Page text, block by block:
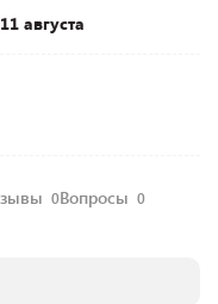
августа
0Вопросы 0